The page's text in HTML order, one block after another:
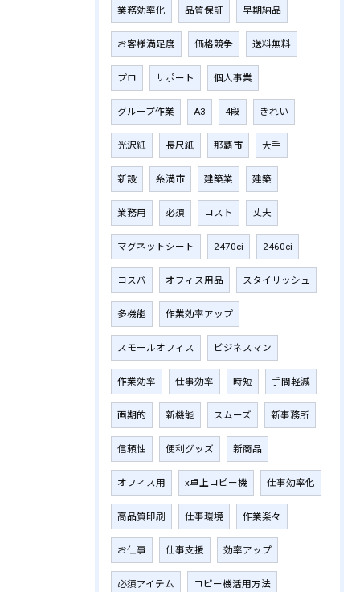
業務効率化 品質保証 早期納品
お客様満足度 価格競争 送料無料
プロ サポート 個人事業
グループ作業 A3 4段 きれい
光沢紙 長尺紙 那覇市 大手
新設 糸満市 建築業 建築
業務用 必須 コスト 丈夫
マグネットシート 2470ci 2460ci
コスパ オフィス用品 スタイリッシュ
多機能 作業効率アップ
スモールオフィス ビジネスマン
作業効率 仕事効率 時短 手間軽減
画期的 新機能 スムーズ 新事務所
信頼性 便利グッズ 新商品
オフィス用 x卓上コピー機 仕事効率化
高品質印刷 仕事環境 作業楽々
お仕事 仕事支援 効率アップ
必須アイテム コピー機活用方法